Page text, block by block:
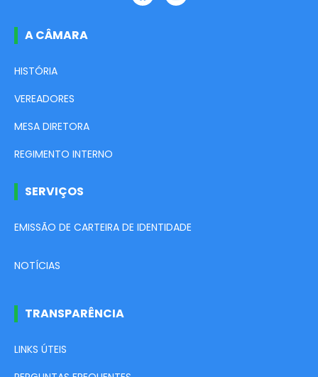
A CÂMARA
HISTÓRIA
VEREADORES
MESA DIRETORA
REGIMENTO INTERNO
SERVIÇOS
EMISSÃO DE CARTEIRA DE IDENTIDADE
NOTÍCIAS
TRANSPARÊNCIA
LINKS ÚTEIS